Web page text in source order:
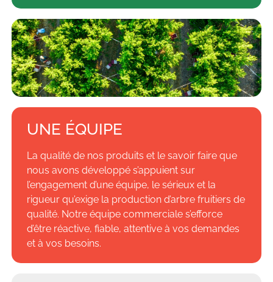
UNE ÉQUIPE
La qualité de nos produits et le savoir faire que
nous avons développé s’appuient sur
l’engagement d’une équipe, le sérieux et la
rigueur qu’exige la production d’arbre fruitiers de
qualité. Notre équipe commerciale s’efforce
d’être réactive, fiable, attentive à vos demandes
et à vos besoins.